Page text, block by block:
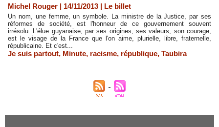
Michel Rouger | 14/11/2013 | Le billet
Un nom, une femme, un symbole. La ministre de la Justice, par ses
réformes de société, est l'honneur de ce gouvernement souvent
irrésolu. L'élue guyanaise, par ses origines, ses valeurs, son courage,
est le visage de la France que l'on aime, plurielle, libre, fraternelle,
républicaine. Et c'est...
Je suis partout, Minute, racisme, république, Taubira